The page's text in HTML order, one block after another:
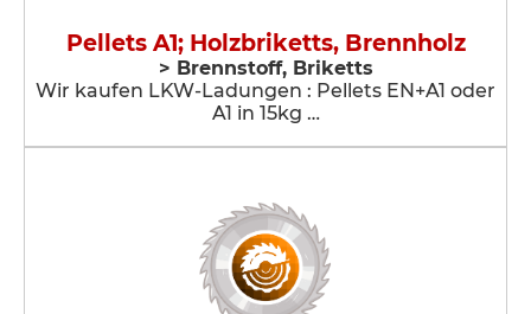
Pellets A1; Holzbriketts, Brennholz
> Brennstoff, Briketts
Wir kaufen LKW-Ladungen : Pellets EN+A1 oder
A1 in 15kg …